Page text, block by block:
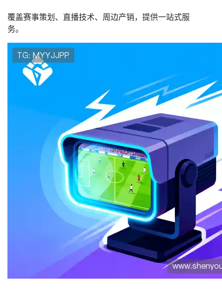
覆盖赛事策划、直播技术、周边产销，提供一站式服
务。